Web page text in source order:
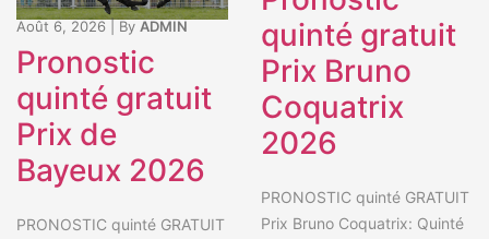
Août 6, 2026 By ADMIN
Pronostic
quinté gratuit
Prix de
Bayeux 2026
PRONOSTIC quinté GRATUIT
quinté gratuit
Prix Bruno
Coquatrix
2026
PRONOSTIC quinté GRATUIT
Prix Bruno Coquatrix: Quinté